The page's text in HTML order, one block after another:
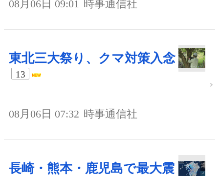
08月06日 09:01 時事通信社
東北三大祭り、クマ対策入念
13
08月06日 07:32 時事通信社
長崎・熊本・鹿児島で最大震